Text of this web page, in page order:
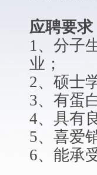
应聘要求
1、分子
业；
2、硕士
3、有蛋
4、具有
5、喜爱
6、能承